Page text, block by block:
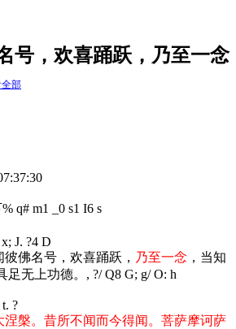
号，欢喜踊跃，乃至一念
部
% q# m1 _0 s1 I6 s
J. ?4 D
佛名号，欢喜踊跃， 乃至一念 ，当知
足无上功德。 , ?/ Q8 G; g/ O: h
?
槃。昔所不闻而今得闻。菩萨摩诃萨